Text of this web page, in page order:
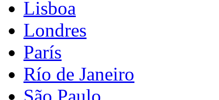
Lisboa
Londres
París
Río de Janeiro
São Paulo